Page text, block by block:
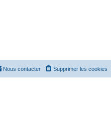
Supprimer les cookies
Nous contacter